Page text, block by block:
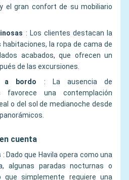
el gran confort de su mobiliario
: Los clientes destacan la
la ropa de cama de
acabados, que ofrecen un
de las excursiones.
a bordo
:
La ausencia de
favorece una contemplación
o del sol de medianoche desde
cuenta
: Dado que Havila opera como una
algunas paradas nocturnas o
simplemente requiere una